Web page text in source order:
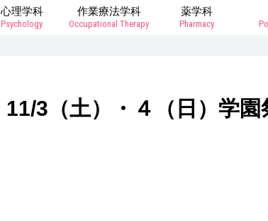
心理学科
Psychology
作業療法学科
Occupational Therapy
薬学科
Pharmacy
11/3（土）・４（日）学園